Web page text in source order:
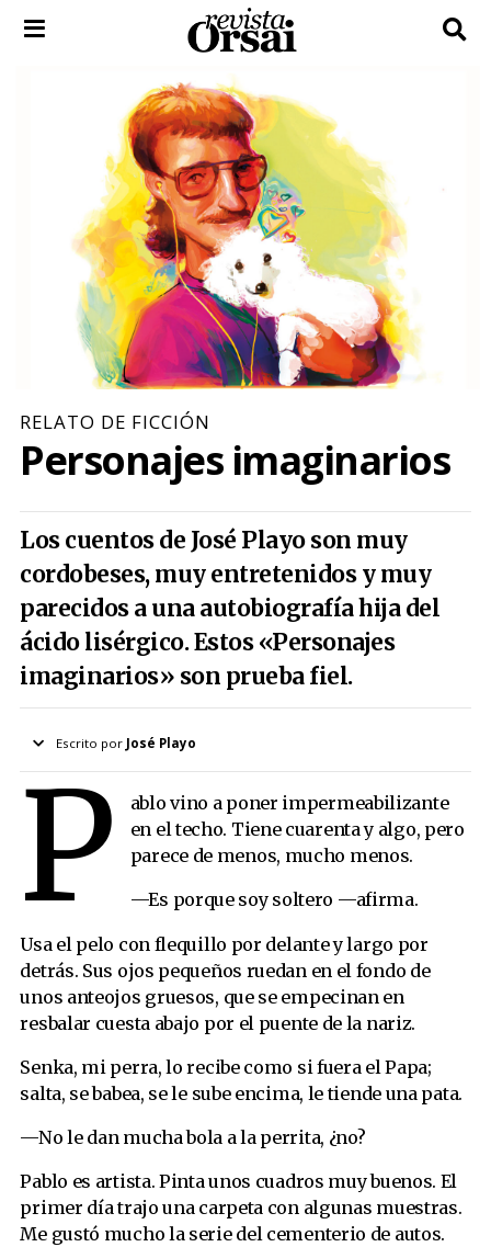
RELATO DE FICCIÓN
Personajes imaginarios
Los cuentos de José Playo son muy
cordobeses, muy entretenidos y muy
parecidos a una autobiografía hija del
ácido lisérgico. Estos «Personajes
imaginarios» son prueba fiel.
Escrito por José Playo
P
ablo vino a poner impermeabilizante
en el techo. Tiene cuarenta y algo, pero
parece de menos, mucho menos.
—Es porque soy soltero —afirma.
Usa el pelo con flequillo por delante y largo por
detrás. Sus ojos pequeños ruedan en el fondo de
unos anteojos gruesos, que se empecinan en
resbalar cuesta abajo por el puente de la nariz.
Senka, mi perra, lo recibe como si fuera el Papa;
salta, se babea, se le sube encima, le tiende una pata.
—No le dan mucha bola a la perrita, ¿no?
Pablo es artista. Pinta unos cuadros muy buenos. El
primer día trajo una carpeta con algunas muestras.
Me gustó mucho la serie del cementerio de autos.